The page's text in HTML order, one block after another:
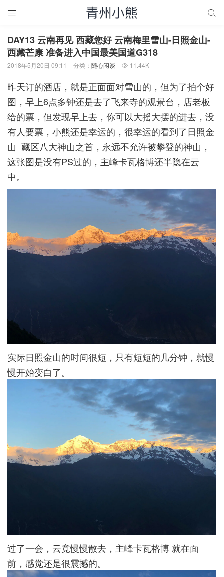
 
DAY13 云南再见 西藏您好 云南梅里雪山-日照金山-
西藏芒康 准备进入中国最美国道G318
2018年5月20日 09:11 分类： 随心闲谈  11.44K
昨天订的酒店，就是正面面对雪山的，但为了拍个好
图，早上6点多钟还是去了飞来寺的观景台，店老板
给的票，但发现早上去，你可以大摇大摆的进去，没
有人要票，小熊还是幸运的，很幸运的看到了日照金
山 藏区八大神山之首，永远不允许被攀登的神山，
这张图是没有PS过的，主峰卡瓦格博还半隐在云
中。
实际日照金山的时间很短，只有短短的几分钟，就慢
慢开始变白了。
过了一会，云竟慢慢散去，主峰卡瓦格博 就在面
前，感觉还是很震撼的。